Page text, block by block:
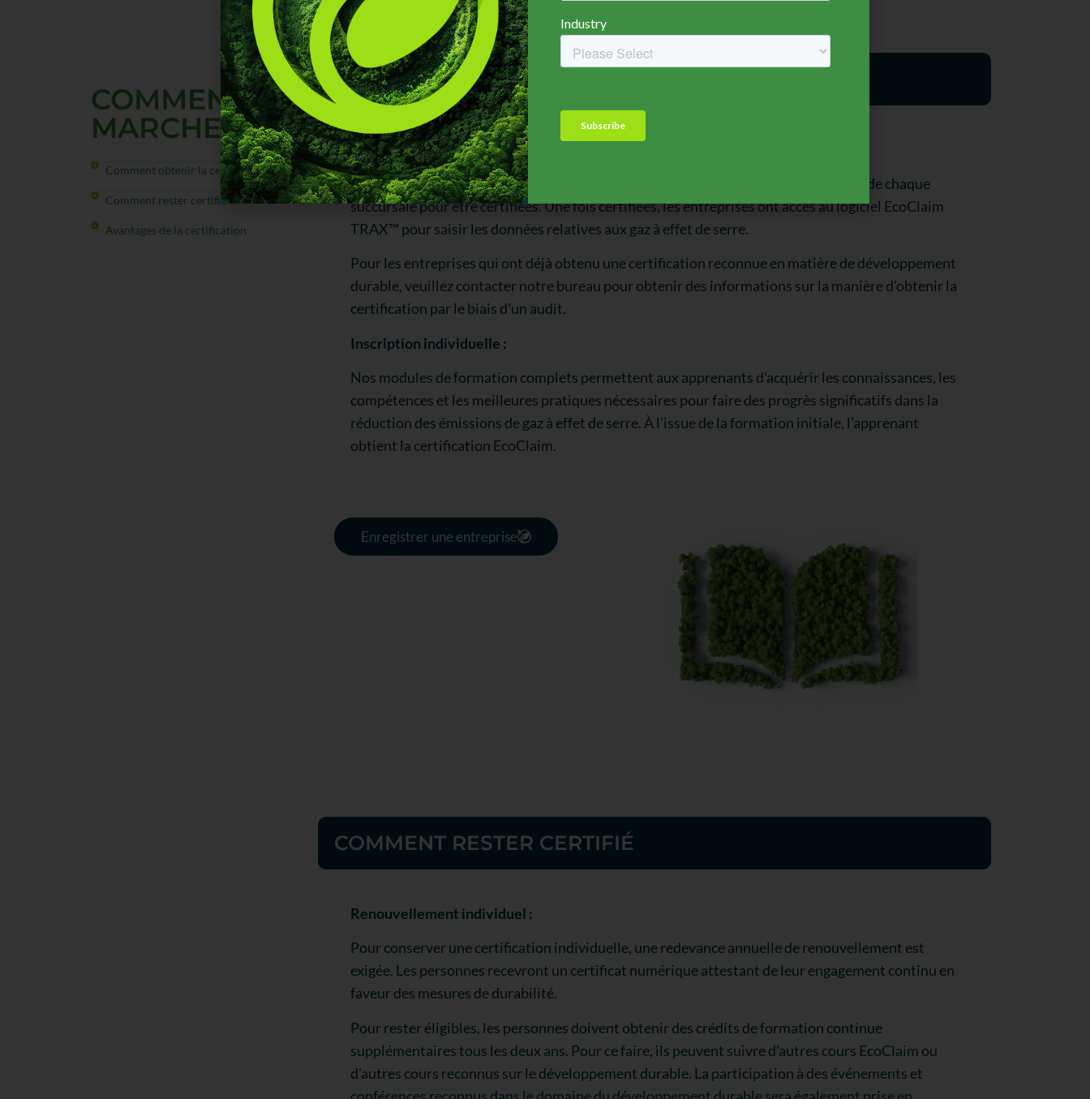
COMMENT ÇA
MARCHE
Comment obtenir la certification
Comment rester certifié
Avantages de la certification
COMMENT OBTENIR LA CERTIFICATION
Adhésion de l'entreprise :
Les entreprises paient des frais d'inscription initiaux et forment 15 % du personnel de chaque
succursale pour être certifiées. Une fois certifiées, les entreprises ont accès au logiciel EcoClaim
TRAX™ pour saisir les données relatives aux gaz à effet de serre.
Pour les entreprises qui ont déjà obtenu une certification reconnue en matière de développement
durable, veuillez contacter notre bureau pour obtenir des informations sur la manière d'obtenir la
certification par le biais d'un audit.
Inscription individuelle :
Nos modules de formation complets permettent aux apprenants d'acquérir les connaissances, les
compétences et les meilleures pratiques nécessaires pour faire des progrès significatifs dans la
réduction des émissions de gaz à effet de serre. À l'issue de la formation initiale, l'apprenant
obtient la certification EcoClaim.
Enregistrer une entreprise
COMMENT RESTER CERTIFIÉ
Renouvellement individuel :
Pour conserver une certification individuelle, une redevance annuelle de renouvellement est
exigée. Les personnes recevront un certificat numérique attestant de leur engagement continu en
faveur des mesures de durabilité.
Pour rester éligibles, les personnes doivent obtenir des crédits de formation continue
supplémentaires tous les deux ans. Pour ce faire, ils peuvent suivre d'autres cours EcoClaim ou
d'autres cours reconnus sur le développement durable. La participation à des événements et